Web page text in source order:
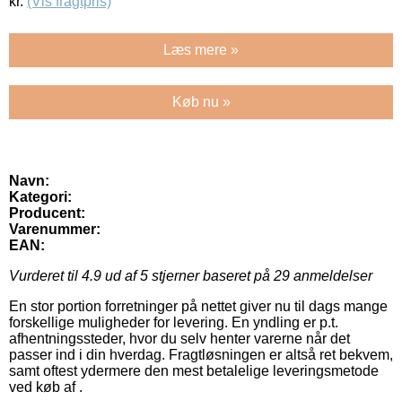
Læs mere »
Køb nu »
Navn:
Kategori:
Producent:
Varenummer:
EAN:
Vurderet til 4.9 ud af 5 stjerner baseret på 29 anmeldelser
En stor portion forretninger på nettet giver nu til dags mange
forskellige muligheder for levering. En yndling er p.t.
afhentningssteder, hvor du selv henter varerne når det
passer ind i din hverdag. Fragtløsningen er altså ret bekvem,
samt oftest ydermere den mest betalelige leveringsmetode
ved køb af .